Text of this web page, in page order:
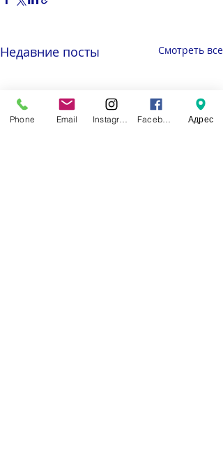
Недавние посты Смотреть все
Phone Email Адрес